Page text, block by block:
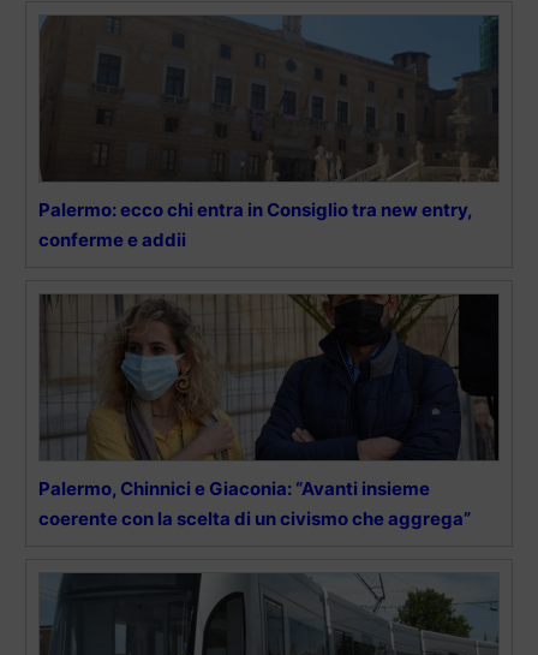
Palermo: ecco chi entra in Consiglio tra new entry,
conferme e addii
Palermo, Chinnici e Giaconia: “Avanti insieme
coerente con la scelta di un civismo che aggrega”